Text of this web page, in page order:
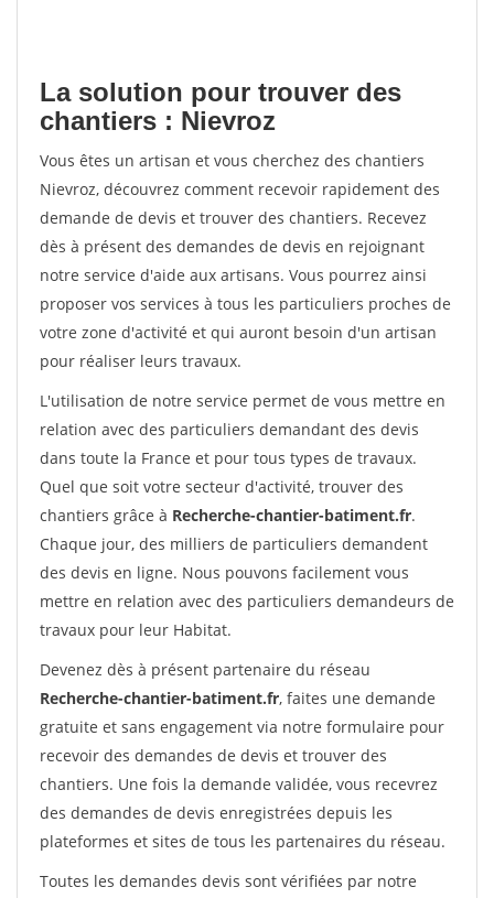
La solution pour trouver des
chantiers : Nievroz
Vous êtes un artisan et vous cherchez des chantiers
Nievroz, découvrez comment recevoir rapidement des
demande de devis et trouver des chantiers. Recevez
dès à présent des demandes de devis en rejoignant
notre service d'aide aux artisans. Vous pourrez ainsi
proposer vos services à tous les particuliers proches de
votre zone d'activité et qui auront besoin d'un artisan
pour réaliser leurs travaux.
L'utilisation de notre service permet de vous mettre en
relation avec des particuliers demandant des devis
dans toute la France et pour tous types de travaux.
Quel que soit votre secteur d'activité, trouver des
chantiers grâce à Recherche-chantier-batiment.fr.
Chaque jour, des milliers de particuliers demandent
des devis en ligne. Nous pouvons facilement vous
mettre en relation avec des particuliers demandeurs de
travaux pour leur Habitat.
Devenez dès à présent partenaire du réseau
Recherche-chantier-batiment.fr, faites une demande
gratuite et sans engagement via notre formulaire pour
recevoir des demandes de devis et trouver des
chantiers. Une fois la demande validée, vous recevrez
des demandes de devis enregistrées depuis les
plateformes et sites de tous les partenaires du réseau.
Toutes les demandes devis sont vérifiées par notre